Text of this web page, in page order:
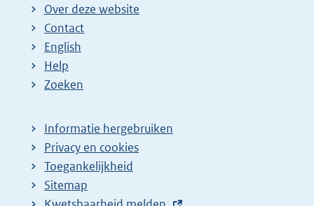
Over deze website
Contact
English
Help
Zoeken
Informatie hergebruiken
Privacy en cookies
Toegankelijkheid
Sitemap